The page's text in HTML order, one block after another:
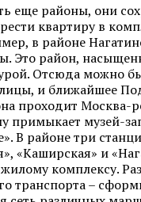
еще районы, они
квартиру в
в районе
Это район,
Отсюда можно
и ближайшее
проходит Москва-
примыкает музей-
В районе три
«Каширская» и
комплексу.
транспорта –